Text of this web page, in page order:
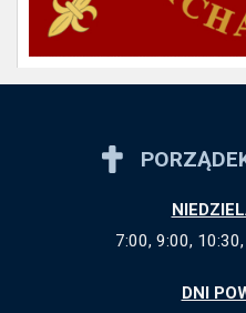
7:00, 9:00,
DNI